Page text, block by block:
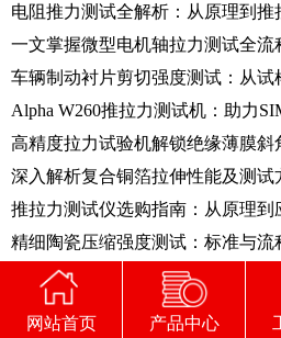
电阻推力测试全解析：从原理到
一文掌握微型电机轴拉力测试全流
车辆制动衬片剪切强度测试：从试
高精度拉力试验机解锁绝缘薄膜斜
深入解析复合铜箔拉伸性能及测试
推拉力测试仪选购指南：从原理到
精细陶瓷压缩强度测试：标准与流
金属铆接拉力测试：标准规范与操
高低温拉力试验机：PC塑胶材料
网站首页 产品中心